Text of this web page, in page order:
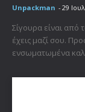
Unpackman - 29
Σίγουρα είναι από
έχεις μαζί σου.
ενσωματωμένα